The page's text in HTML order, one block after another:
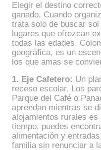
Elegir el destino
ganado. Cuando
trata solo de buscar
lugares que ofrezcan
todas las edades.
geográfica, es un
los que amas se
1. Eje Cafetero: Un
receso escolar. Los
Parque del Café o
aprendan mientras se
alojamientos rurales
tiempo, puedes
alimentación y
familia sin renunciar a